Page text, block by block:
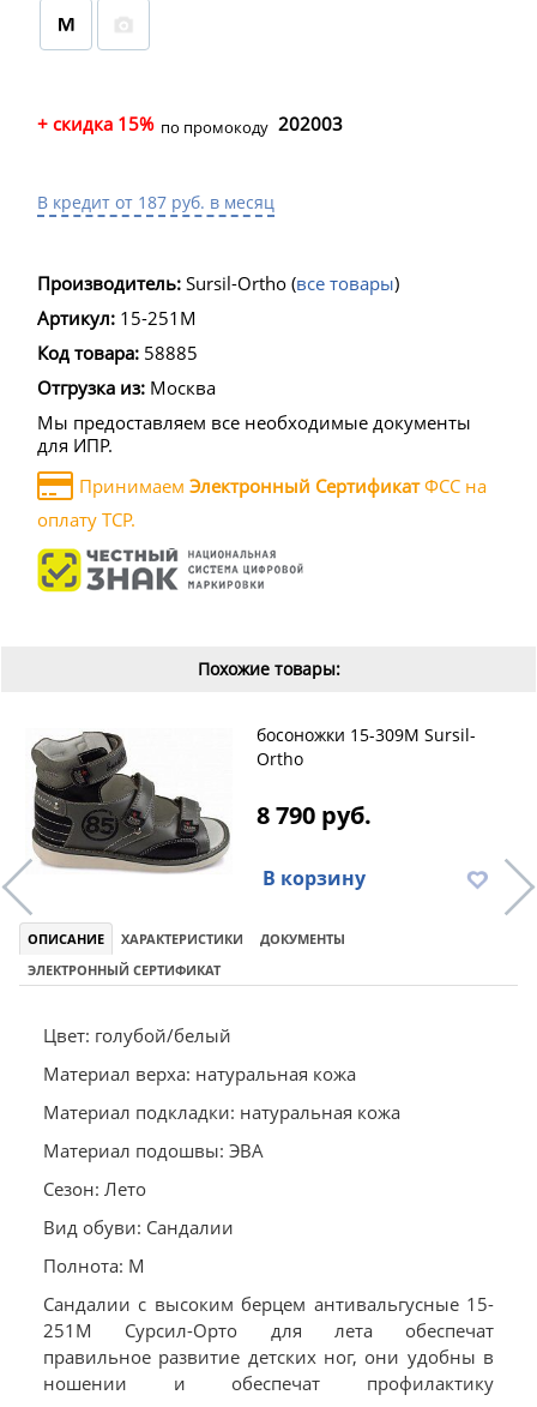
+ скидка 15% по промокоду 202003
В кредит от 187 руб. в месяц
Производитель: Sursil-Ortho (все товары)
Артикул: 15-251M
Код товара: 58885
Отгрузка из: Москва
Мы предоставляем все необходимые документы
для ИПР.
Принимаем Электронный СертификатФСС на
оплату ТСР.
Похожие товары:
босоножки 15-309M Sursil-
Ortho
8 790 руб.
В корзину
ОПИСАНИЕ ХАРАКТЕРИСТИКИ
ДОКУМЕНТЫ
ЭЛЕКТРОННЫЙ СЕРТИФИКАТ
Цвет: голубой/белый
Материал верха: натуральная кожа
Материал подкладки: натуральная кожа
Материал подошвы: ЭВА
Сезон: Лето
Вид обуви: Сандалии
Полнота: M
Сандалии с высоким берцем антивальгусные 15-
251M Сурсил-Орто для лета обеспечат
правильное развитие детских ног, они удобны в
ношении и обеспечат профилактику